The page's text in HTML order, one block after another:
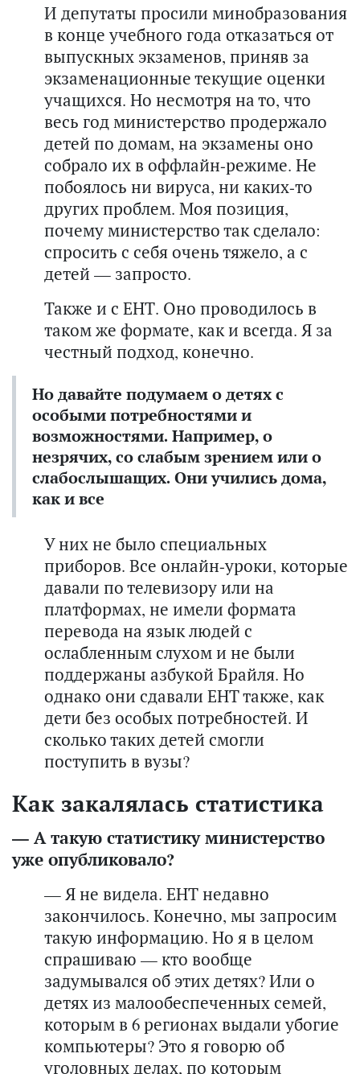
И депутаты просили минобразования
в конце учебного года отказаться от
выпускных экзаменов, приняв за
экзаменационные текущие оценки
учащихся. Но несмотря на то, что
весь год министерство продержало
детей по домам, на экзамены оно
собрало их в оффлайн-режиме. Не
побоялось ни вируса, ни каких-то
других проблем. Моя позиция,
почему министерство так сделало:
спросить с себя очень тяжело, а с
детей — запросто.
Также и с ЕНТ. Оно проводилось в
таком же формате, как и всегда. Я за
честный подход, конечно.
Но давайте подумаем о детях с
особыми потребностями и
возможностями. Например, о
незрячих, со слабым зрением или о
слабослышащих. Они учились дома,
как и все
У них не было специальных
приборов. Все онлайн-уроки, которые
давали по телевизору или на
платформах, не имели формата
перевода на язык людей с
ослабленным слухом и не были
поддержаны азбукой Брайля. Но
однако они сдавали ЕНТ также, как
дети без особых потребностей. И
сколько таких детей смогли
поступить в вузы?
Как закалялась статистика
— А такую статистику министерство
уже опубликовало?
— Я не видела. ЕНТ недавно
закончилось. Конечно, мы запросим
такую информацию. Но я в целом
спрашиваю — кто вообще
задумывался об этих детях? Или о
детях из малообеспеченных семей,
которым в 6 регионах выдали убогие
компьютеры? Это я говорю об
уголовных делах, по которым